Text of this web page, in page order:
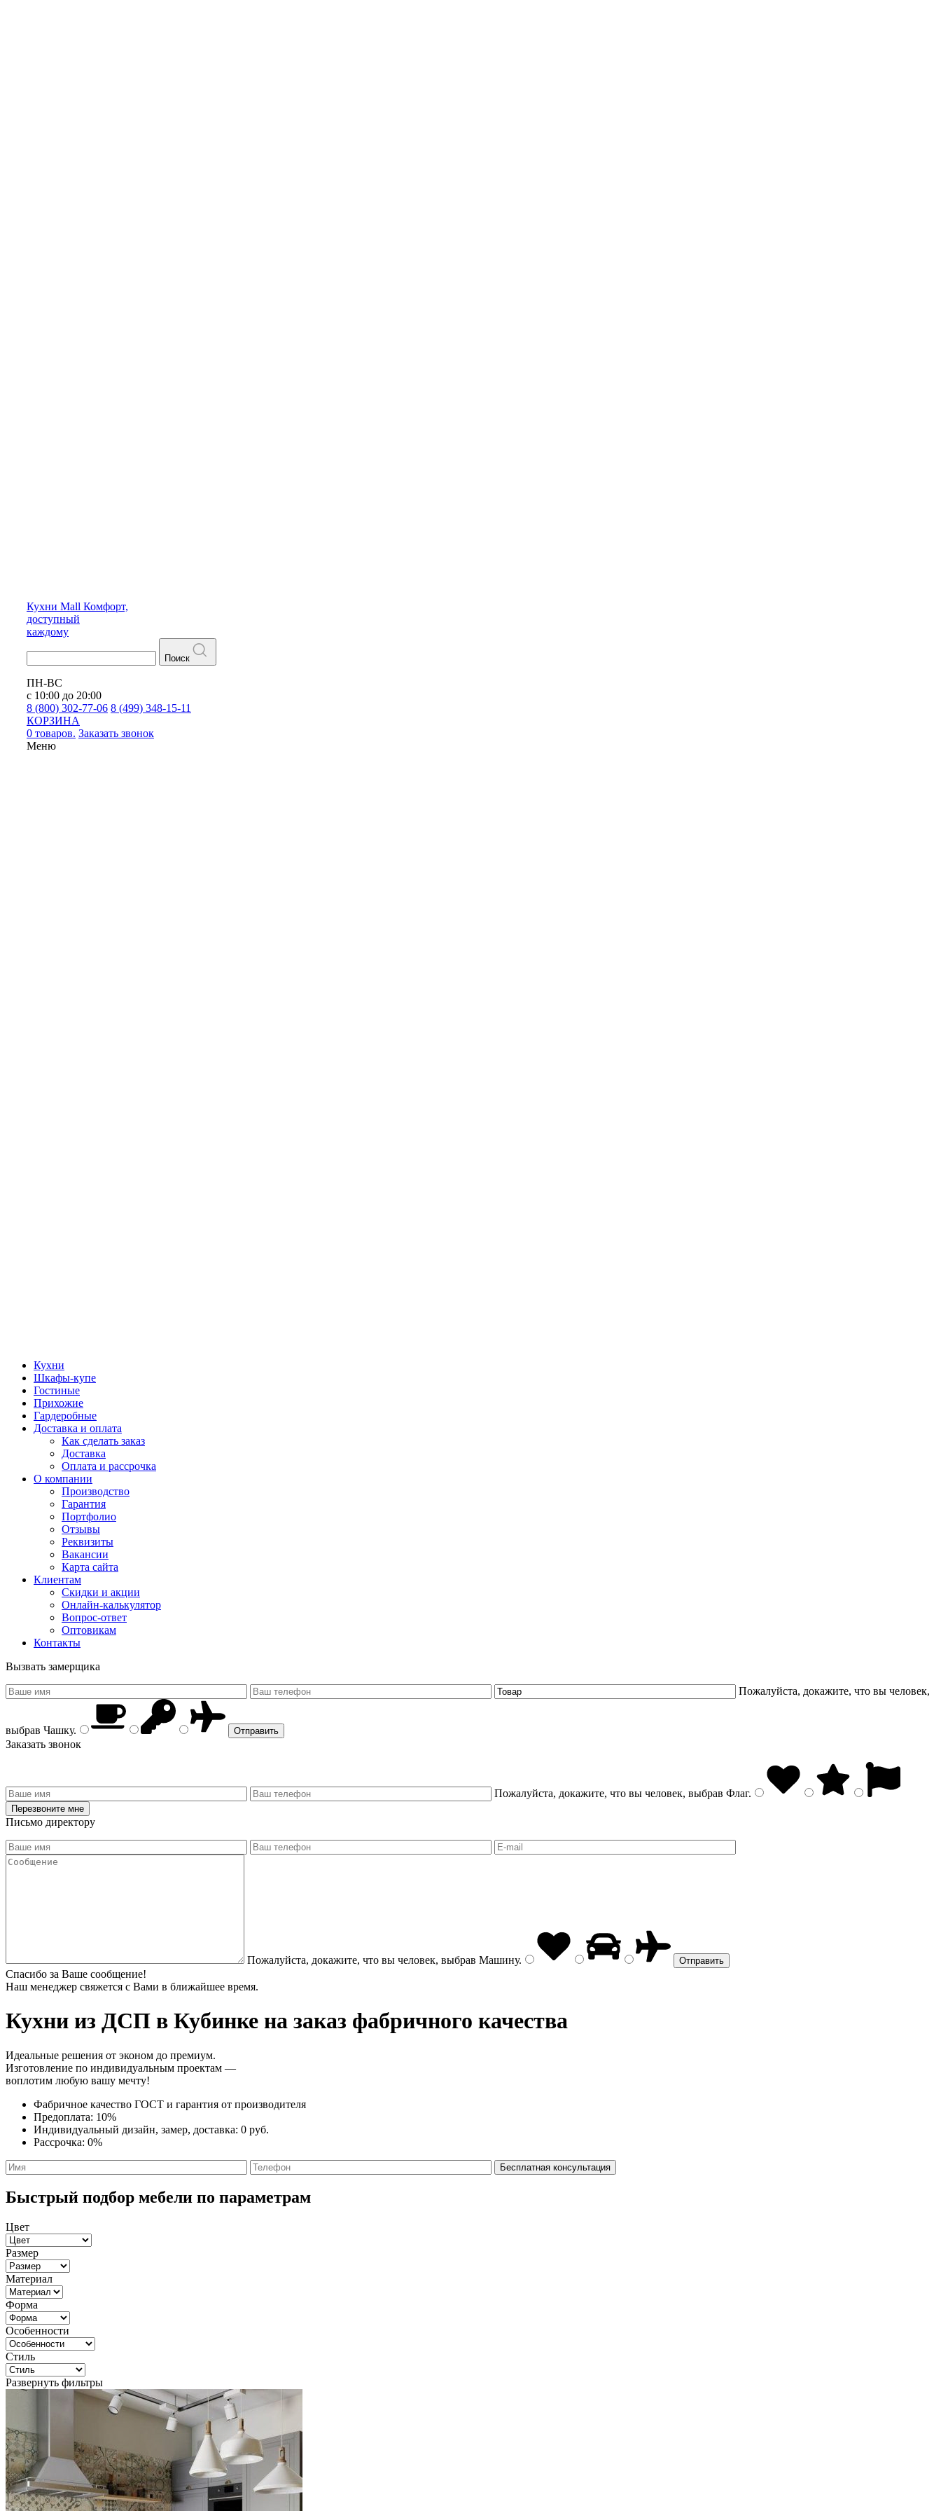
Кухни Mall Комфорт,
доступный
каждому
Поиск
ПН-ВС
с 10:00 до 20:00
8 (800) 302-77-06 8 (499) 348-15-11
КОРЗИНА
0 товаров. Заказать звонок
Меню
Кухни
Шкафы-купе
Гостиные
Прихожие
Гардеробные
Доставка и оплата
Как сделать заказ
Доставка
Оплата и рассрочка
О компании
Производство
Гарантия
Портфолио
Отзывы
Реквизиты
Вакансии
Карта сайта
Клиентам
Скидки и акции
Онлайн-калькулятор
Вопрос-ответ
Оптовикам
Контакты
Вызвать замерщика
Пожалуйста, докажите, что вы человек,
выбрав Чашку.
Заказать звонок
Пожалуйста, докажите, что вы человек, выбрав Флаг.
Письмо директору
Пожалуйста, докажите, что вы человек, выбрав Машину.
Спасибо за Ваше сообщение!
Наш менеджер свяжется с Вами в ближайшее время.
Кухни из ДСП в Кубинке на заказ фабричного качества
Идеальные решения от эконом до премиум.
Изготовление по индивидуальным проектам —
воплотим любую вашу мечту!
Фабричное качество ГОСТ и гарантия от производителя
Предоплата: 10%
Индивидуальный дизайн, замер, доставка: 0 руб.
Рассрочка: 0%
Быстрый подбор мебели по параметрам
Цвет
Размер
Материал
Форма
Особенности
Стиль
Развернуть фильтры